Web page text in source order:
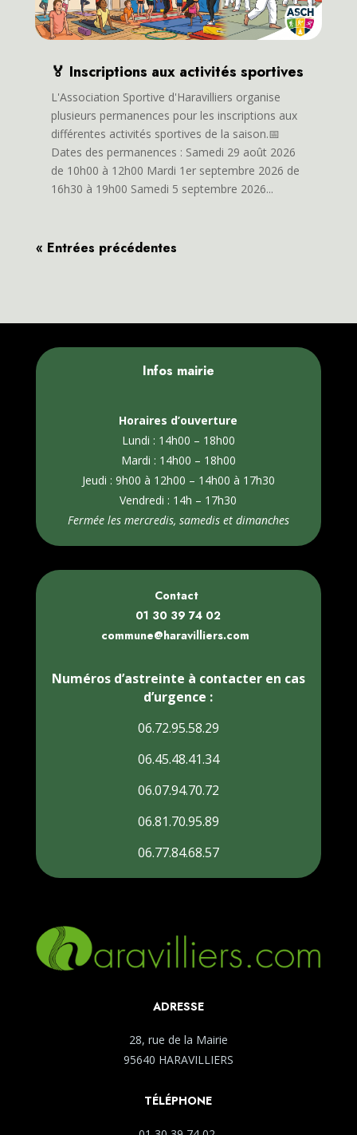
🏅 Inscriptions aux activités sportives
L'Association Sportive d'Haravilliers organise
plusieurs permanences pour les inscriptions aux
différentes activités sportives de la saison.📅
Dates des permanences : Samedi 29 août 2026
de 10h00 à 12h00 Mardi 1er septembre 2026 de
16h30 à 19h00 Samedi 5 septembre 2026...
« Entrées précédentes
Infos mairie
Horaires d’ouverture
Lundi : 14h00 – 18h00
Mardi : 14h00 – 18h00
Jeudi : 9h00 à 12h00 – 14h00 à 17h30
Vendredi : 14h – 17h30
Fermée les mercredis, samedis et dimanches
Contact
01 30 39 74 02
commune@haravilliers.com
Numéros d’astreinte à contacter en cas
d’urgence :
06.72.95.58.29
06.45.48.41.34
06.07.94.70.72
06.81.70.95.89
06.77.84.68.57
ADRESSE
28, rue de la Mairie
95640 HARAVILLIERS
TÉLÉPHONE